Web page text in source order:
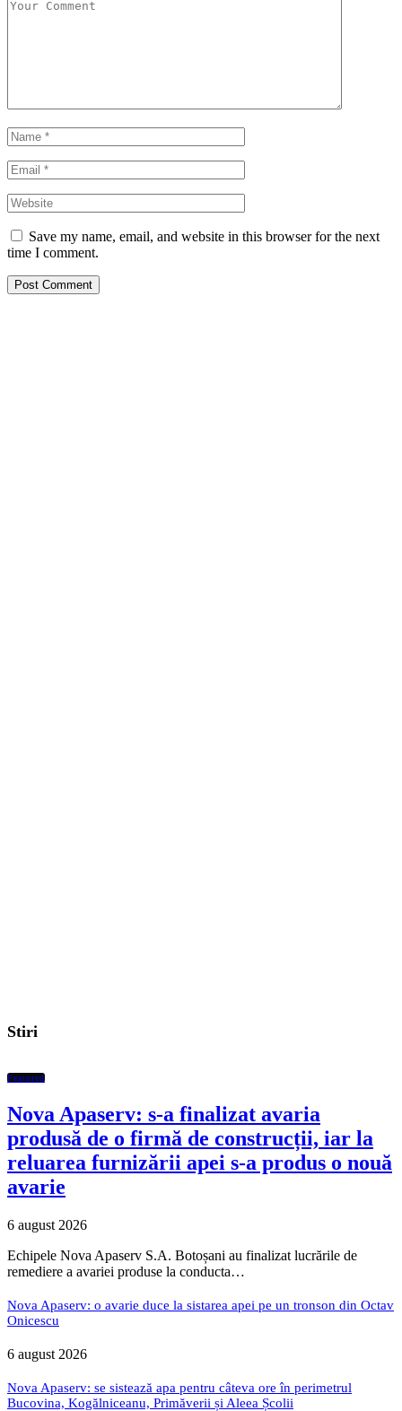
Save my name, email, and website in this browser for the next
time I comment.
Stiri
Featured
Nova Apaserv: s-a finalizat avaria
produsă de o firmă de construcții, iar la
reluarea furnizării apei s-a produs o nouă
avarie
6 august 2026
Echipele Nova Apaserv S.A. Botoșani au finalizat lucrările de
remediere a avariei produse la conducta…
Nova Apaserv: o avarie duce la sistarea apei pe un tronson din Octav
Onicescu
6 august 2026
Nova Apaserv: se sistează apa pentru câteva ore în perimetrul
Bucovina, Kogălniceanu, Primăverii și Aleea Școlii